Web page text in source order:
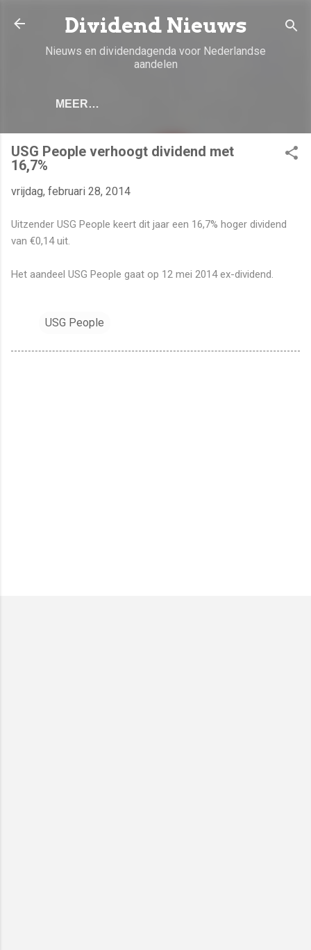
Doorgaan naar hoofdcontent
Dividend Nieuws
Nieuws en dividendagenda voor Nederlandse
aandelen
MEER…
USG People verhoogt dividend met
16,7%
vrijdag, februari 28, 2014
Uitzender USG People keert dit jaar een 16,7% hoger dividend
van €0,14 uit.
Het aandeel USG People gaat op 12 mei 2014 ex-dividend.
USG People